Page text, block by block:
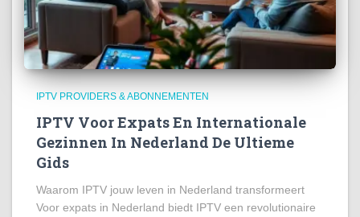
IPTV PROVIDERS & ABONNEMENTEN
IPTV Voor Expats En Internationale
Gezinnen In Nederland De Ultieme
Gids
Waarom IPTV jouw leven in Nederland transformeert
Voor expats in Nederland biedt IPTV een revolutionaire